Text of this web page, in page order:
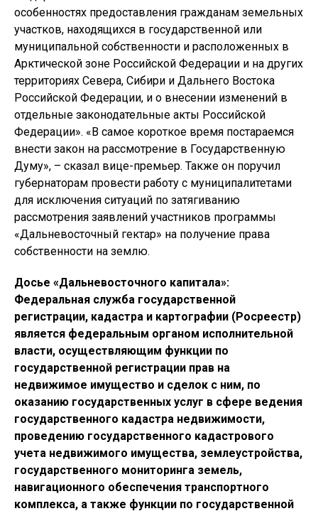
особенностях предоставления гражданам земельных
участков, находящихся в государственной или
муниципальной собственности и расположенных в
Арктической зоне Российской Федерации и на других
территориях Севера, Сибири и Дальнего Востока
Российской Федерации, и о внесении изменений в
отдельные законодательные акты Российской
Федерации». «В самое короткое время постараемся
внести закон на рассмотрение в Государственную
Думу», – сказал вице-премьер. Также он поручил
губернаторам провести работу с муниципалитетами
для исключения ситуаций по затягиванию
рассмотрения заявлений участников программы
«Дальневосточный гектар» на получение права
собственности на землю.
Досье «Дальневосточного капитала»:
Федеральная служба государственной
регистрации, кадастра и картографии (Росреестр)
является федеральным органом исполнительной
власти, осуществляющим функции по
государственной регистрации прав на
недвижимое имущество и сделок с ним, по
оказанию государственных услуг в сфере ведения
государственного кадастра недвижимости,
проведению государственного кадастрового
учета недвижимого имущества, землеустройства,
государственного мониторинга земель,
навигационного обеспечения транспортного
комплекса, а также функции по государственной